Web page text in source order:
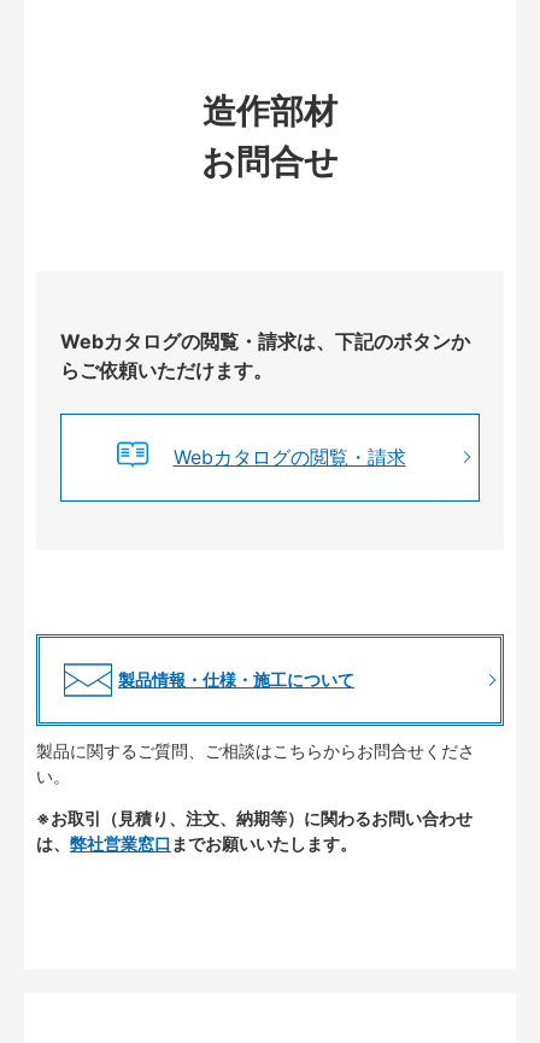
造作部材
お問合せ
Webカタログの閲覧・請求は、下記のボタンか
らご依頼いただけます。
Webカタログの閲覧・請求
製品情報・仕様・施工について
製品に関するご質問、ご相談はこちらからお問合せくださ
い。
※お取引（見積り、注文、納期等）に関わるお問い合わせ
は、 弊社営業窓口 までお願いいたします。